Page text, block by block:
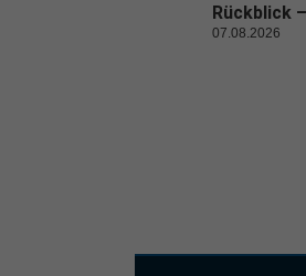
Rückblick
07.08.2026